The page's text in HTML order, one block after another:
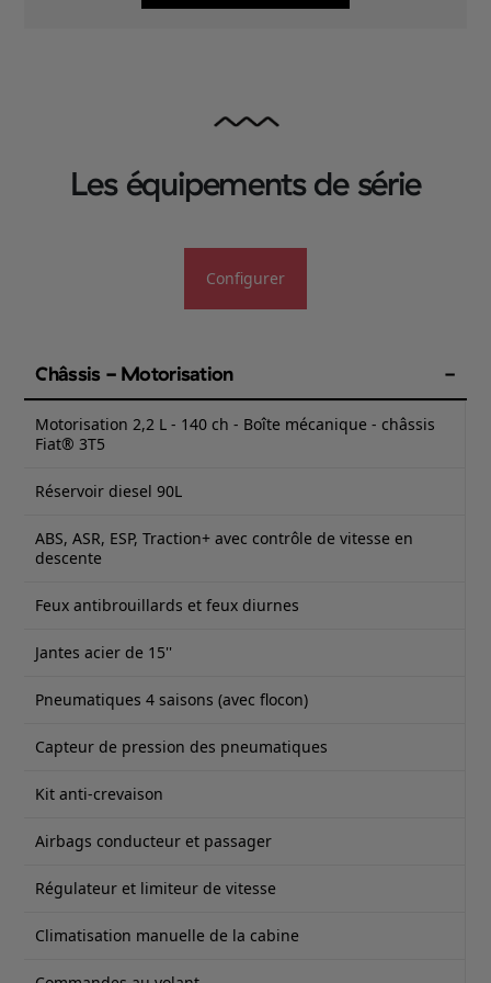
Les équipements de série
Configurer
Châssis - Motorisation
Motorisation 2,2 L - 140 ch - Boîte mécanique - châssis
Fiat® 3T5
Réservoir diesel 90L
ABS, ASR, ESP, Traction+ avec contrôle de vitesse en
descente
Feux antibrouillards et feux diurnes
Jantes acier de 15''
Pneumatiques 4 saisons (avec flocon)
Capteur de pression des pneumatiques
Kit anti-crevaison
Airbags conducteur et passager
Régulateur et limiteur de vitesse
Climatisation manuelle de la cabine